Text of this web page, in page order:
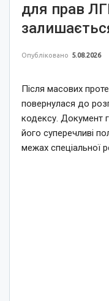
для прав
Опубліковано 5.08.2026
Після масових
повернулася до
кодексу. Документ
його суперечливі
межах спеціальної